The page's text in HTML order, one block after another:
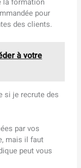
pour
des clients.
à votre
si je recrute des
par vos
mais il faut
peut vous